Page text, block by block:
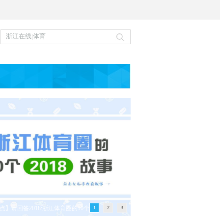
】请回答2018:浙江体育圈的10个 1 2 3